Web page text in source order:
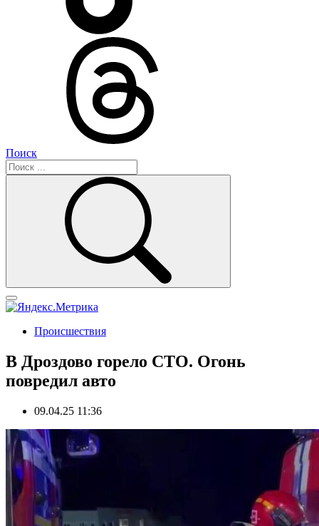
Поиск
Происшествия
В Дроздово горело СТО. Огонь
повредил авто
09.04.25 11:36